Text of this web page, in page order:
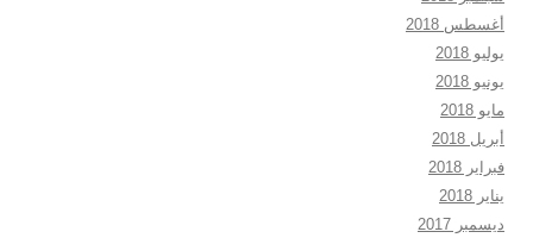
أغسطس 2018
يوليو 2018
يونيو 2018
مايو 2018
أبريل 2018
فبراير 2018
يناير 2018
ديسمبر 2017